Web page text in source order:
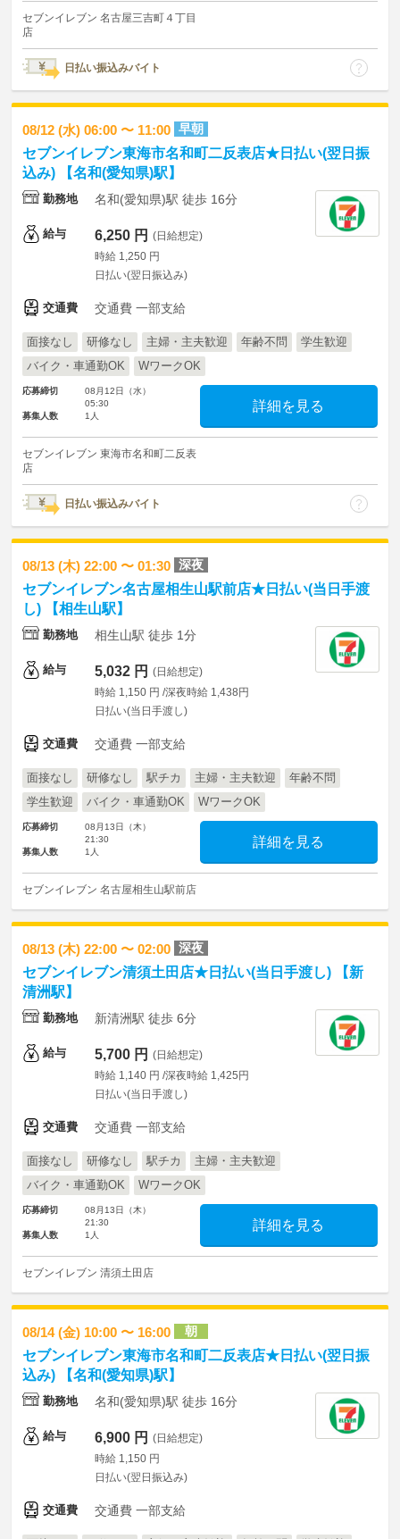
セブンイレブン 名古屋三吉町４丁目
店
日払い振込みバイト
08/12 (水) 06:00 〜 11:00 早朝
セブンイレブン東海市名和町二反表店★日払い(翌日振
込み) 【名和(愛知県)駅】
勤務地 名和(愛知県)駅 徒歩 16分
給与 6,250 円 (日給想定)
時給 1,250 円
日払い(翌日振込み)
交通費 交通費 一部支給
面接なし 研修なし 主婦・主夫歓迎 年齢不問
学生歓迎
バイク・車通勤OK
WワークOK
応募締切
08月12日（水）
05:30
募集人数
1人
詳細を見る
セブンイレブン 東海市名和町二反表
店
日払い振込みバイト
08/13 (木) 22:00 〜 01:30 深夜
セブンイレブン名古屋相生山駅前店★日払い(当日手渡
し) 【相生山駅】
勤務地 相生山駅 徒歩 1分
給与 5,032 円 (日給想定)
時給 1,150 円 /深夜時給 1,438円
日払い(当日手渡し)
交通費 交通費 一部支給
面接なし 研修なし 駅チカ 主婦・主夫歓迎
年齢不問
学生歓迎
バイク・車通勤OK WワークOK
応募締切
08月13日（木）
21:30
募集人数
1人
詳細を見る
セブンイレブン 名古屋相生山駅前店
08/13 (木) 22:00 〜 02:00 深夜
セブンイレブン清須土田店★日払い(当日手渡し) 【新
清洲駅】
勤務地 新清洲駅 徒歩 6分
給与 5,700 円 (日給想定)
時給 1,140 円 /深夜時給 1,425円
日払い(当日手渡し)
交通費 交通費 一部支給
面接なし 研修なし 駅チカ
主婦・主夫歓迎
バイク・車通勤OK
WワークOK
応募締切
08月13日（木）
21:30
募集人数
1人
詳細を見る
セブンイレブン 清須土田店
08/14 (金) 10:00 〜 16:00 朝
セブンイレブン東海市名和町二反表店★日払い(翌日振
込み) 【名和(愛知県)駅】
勤務地 名和(愛知県)駅 徒歩 16分
給与 6,900 円 (日給想定)
時給 1,150 円
日払い(翌日振込み)
交通費 交通費 一部支給